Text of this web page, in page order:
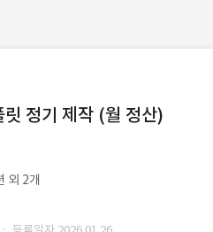
정기 제작 (월 정산)
외 2개